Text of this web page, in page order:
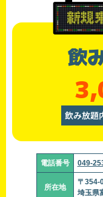
飲
飲み放題
電話番号 049-
所在地
〒354-
埼玉県